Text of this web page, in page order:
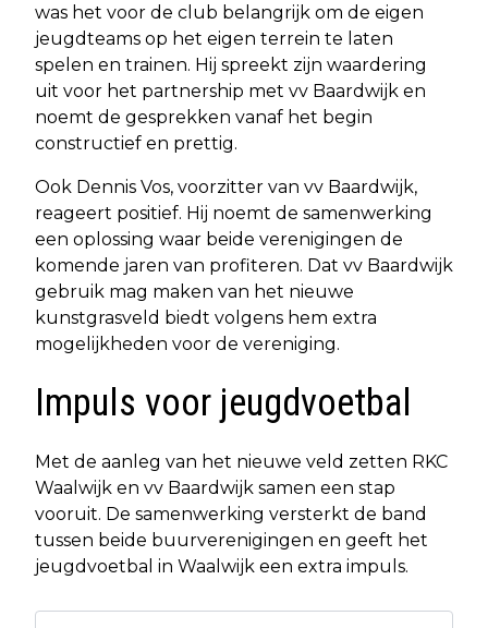
was het voor de club belangrijk om de eigen
jeugdteams op het eigen terrein te laten
spelen en trainen. Hij spreekt zijn waardering
uit voor het partnership met vv Baardwijk en
noemt de gesprekken vanaf het begin
constructief en prettig.
Ook Dennis Vos, voorzitter van vv Baardwijk,
reageert positief. Hij noemt de samenwerking
een oplossing waar beide verenigingen de
komende jaren van profiteren. Dat vv Baardwijk
gebruik mag maken van het nieuwe
kunstgrasveld biedt volgens hem extra
mogelijkheden voor de vereniging.
Impuls voor jeugdvoetbal
Met de aanleg van het nieuwe veld zetten RKC
Waalwijk en vv Baardwijk samen een stap
vooruit. De samenwerking versterkt de band
tussen beide buurverenigingen en geeft het
jeugdvoetbal in Waalwijk een extra impuls.